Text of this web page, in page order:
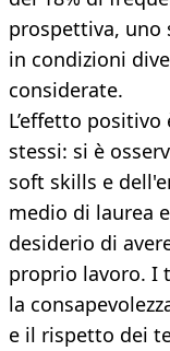
prospettiva, uno
in condizioni
considerate.
L’effetto
stessi: si è
soft skills e
medio di laurea
desiderio di
proprio lavoro. I
la
e il rispetto dei